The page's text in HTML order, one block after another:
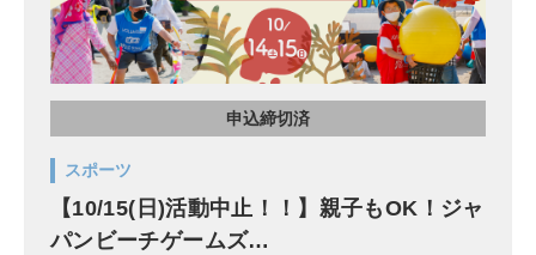
申込締切済
スポーツ
【10/15(日)活動中止！！】親子もOK！ジャ
パンビーチゲームズ…